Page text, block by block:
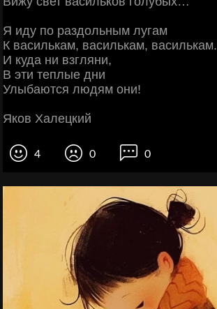
Я иду по раздольным лугам
К василькам, василькам, василькам.
И куда ни взгляни,
В эти теплые дни
Улыбаются людям они!
Яков Халецкий
4 0 0